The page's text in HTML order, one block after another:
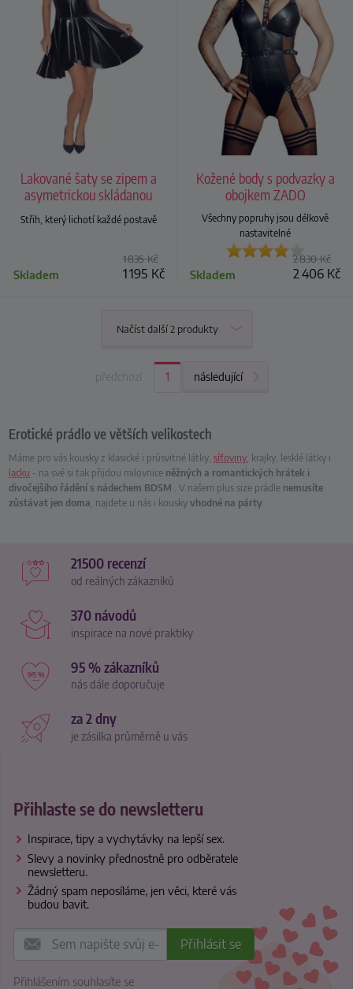
Lakované šaty se zipem a
asymetrickou skládanou
sukní
Střih, který lichotí každé postavě
1 835Kč
1 195 Kč
Skladem
Kožené body s podvazky a
obojkem ZADO
Všechny popruhy jsou délkově
nastavitelné
2 830Kč
2 406 Kč
Skladem
Načíst další 2 produkty
předchozí Aktuální strana:
1 následující
Erotické prádlo ve větších velikostech
Máme pro vás kousky z klasické i průsvitné látky, síťoviny, krajky, lesklé látky i
lacku - na své si tak přijdou milovnice něžných a romantických hrátek i
divočejšího řádění s nádechem BDSM . V našem plus size prádle nemusíte
zůstávat jen doma, najdete u nás i kousky vhodné na párty.
21500 recenzí
od reálných zákazníků
370 návodů
inspirace na nové praktiky
95 % zákazníků
nás dále doporučuje
za 2 dny
je zásilka průměrně u vás
Přihlaste se do newsletteru
Inspirace, tipy a vychytávky na lepší sex.
Slevy a novinky přednostně pro odběratele
newsletteru.
Žádný spam neposíláme, jen věci, které vás
budou bavit.
Přihlášením souhlasíte se